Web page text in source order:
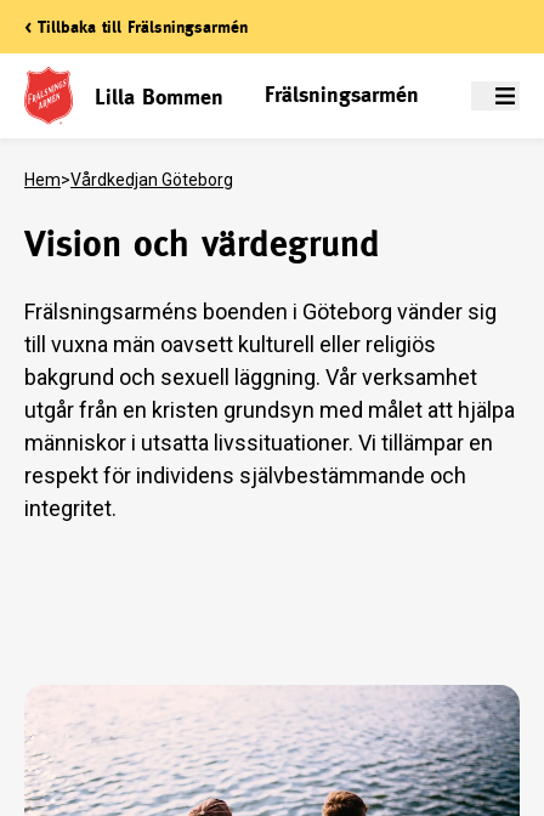
< Tillbaka till Frälsningsarmén
Lilla Bommen Frälsningsarmén Meny
Hem>Vårdkedjan Göteborg
Vision och värdegrund
Frälsningsarméns boenden i Göteborg vänder sig
till vuxna män oavsett kulturell eller religiös
bakgrund och sexuell läggning. Vår verksamhet
utgår från en kristen grundsyn med målet att hjälpa
människor i utsatta livssituationer. Vi tillämpar en
respekt för individens självbestämmande och
integritet.